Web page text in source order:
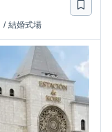
/ 結婚式場